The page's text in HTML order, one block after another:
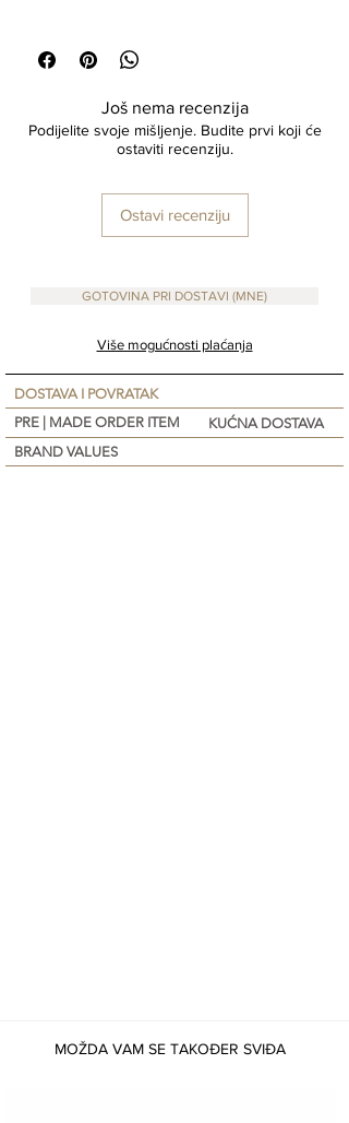
Još nema recenzija
Podijelite svoje mišljenje. Budite prvi koji će
ostaviti recenziju.
Ostavi recenziju
GOTOVINA PRI DOSTAVI (MNE)
Više mogućnosti plaćanja
DOSTAVA I POVRATAK
PRE | MADE ORDER ITEM
KUĆNA DOSTAVA
BRAND VALUES
MOŽDA VAM SE TAKOĐER SVIĐA